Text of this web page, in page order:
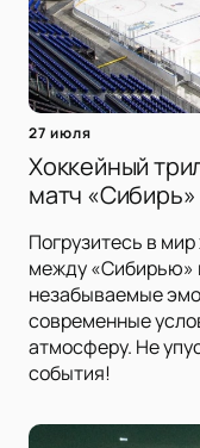
27 июля
Хоккейный
матч
Погрузитесь в
между «Сибирью»
незабываемые
современные
атмосферу. Не
события!